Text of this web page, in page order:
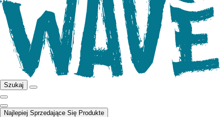
Szukaj
Najlepiej Sprzedające Się Produkte